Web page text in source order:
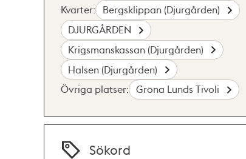
Kvarter:
Bergsklippan (Djurgården)
DJURGÅRDEN
Krigsmanskassan (Djurgården)
Halsen (Djurgården)
Övriga platser:
Gröna Lunds Tivoli
Sökord